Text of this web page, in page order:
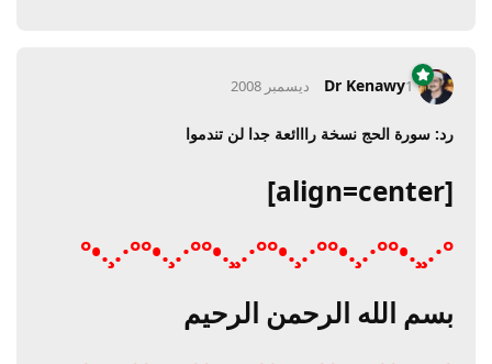
Dr Kenawy1 ديسمبر 2008
رد: سورة الحج نسخة رااائعة جدا لن تندموا
[align=center]
°·.¸¸.•°°·.¸.•°°·.¸.•°°·.¸¸.•°°·.¸.•°°·.¸.•°
بسم الله الرحمن الرحيم